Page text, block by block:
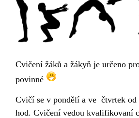
Cvičení žáků a žákyň je určeno
povinné
Cvičí se v pondělí a ve čtvrtek od
hod. Cvičení vedou kvalifikovaní